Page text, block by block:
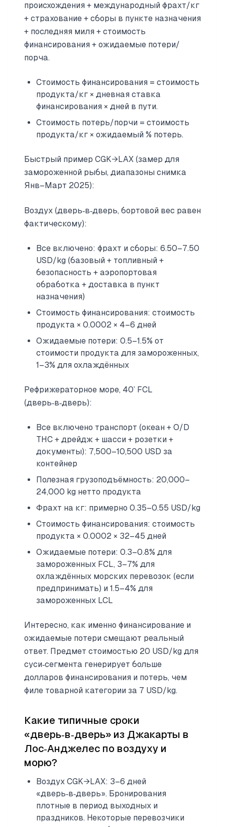
происхождения + международный фрахт/кг
+ страхование + сборы в пункте назначения
+ последняя миля + стоимость
финансирования + ожидаемые потери/
порча.
Стоимость финансирования = стоимость
продукта/кг × дневная ставка
финансирования × дней в пути.
Стоимость потерь/порчи = стоимость
продукта/кг × ожидаемый % потерь.
Быстрый пример CGK→LAX (замер для
замороженной рыбы, диапазоны снимка
Янв–Март 2025):
Воздух (дверь‑в‑дверь, бортовой вес равен
фактическому):
Все включено: фрахт и сборы: 6.50–7.50
USD/kg (базовый + топливный +
безопасность + аэропортовая
обработка + доставка в пункт
назначения)
Стоимость финансирования: стоимость
продукта × 0.0002 × 4–6 дней
Ожидаемые потери: 0.5–1.5% от
стоимости продукта для замороженных,
1–3% для охлаждённых
Рефрижераторное море, 40’ FCL
(дверь‑в‑дверь):
Все включено транспорт (океан + O/D
THC + дрейдж + шасси + розетки +
документы): 7,500–10,500 USD за
контейнер
Полезная грузоподъёмность: 20,000–
24,000 kg нетто продукта
Фрахт на кг: примерно 0.35–0.55 USD/kg
Стоимость финансирования: стоимость
продукта × 0.0002 × 32–45 дней
Ожидаемые потери: 0.3–0.8% для
замороженных FCL, 3–7% для
охлаждённых морских перевозок (если
предпринимать) и 1.5–4% для
замороженных LCL
Интересно, как именно финансирование и
ожидаемые потери смещают реальный
ответ. Предмет стоимостью 20 USD/kg для
суси‑сегмента генерирует больше
долларов финансирования и потерь, чем
филе товарной категории за 7 USD/kg.
Какие типичные сроки
«дверь‑в‑дверь» из Джакарты в
Лос‑Анджелес по воздуху и
морю?
Воздух CGK→LAX: 3–6 дней
«дверь‑в‑дверь». Бронирования
плотные в период выходных и
праздников. Некоторые перевозчики